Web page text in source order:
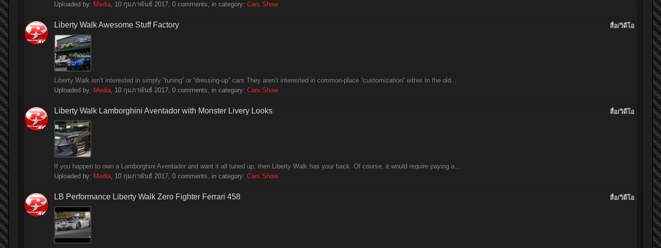
Uploaded by: Media, 10 กุมภาพันธ์ 2017, 0 comments, in category: Cars Show
สื่อ/วิดีโอ
Liberty Walk Awesome Stuff Factory
Liberty Walk isn’t interested in simply “tuning” or “dressing-up” cars They aren’t interested in common-place “customization” either In the old...
Uploaded by: Media, 10 กุมภาพันธ์ 2017, 0 comments, in category: Cars Show
สื่อ/วิดีโอ
Liberty Walk Lamborghini Aventador with Monster Livery Looks
If you happen to own a Lamborghini Aventador and want it all tuned up, then Liberty Walk has your back. Of course, it would require paying a...
Uploaded by: Media, 10 กุมภาพันธ์ 2017, 0 comments, in category: Cars Show
สื่อ/วิดีโอ
LB Performance Liberty Walk Zero Fighter Ferrari 458